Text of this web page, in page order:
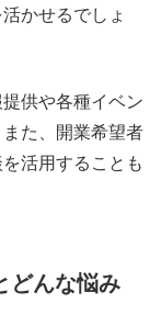
かせるでしょ
供や各種イベン
た、開業希望者
活用することも
どんな悩み